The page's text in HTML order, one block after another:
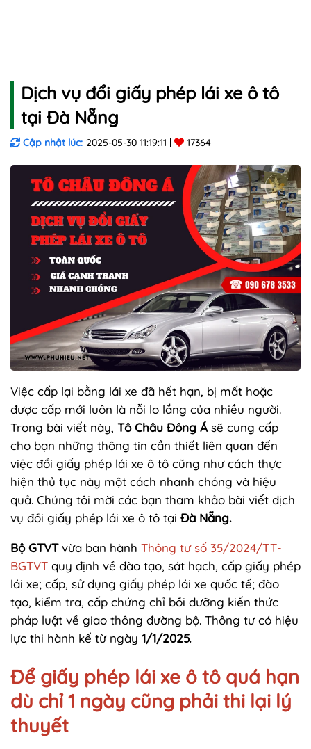
Dịch vụ đổi giấy phép lái xe ô tô
tại Đà Nẵng
Cập nhật lúc: 2025-05-30 11:19:11 17364
Việc cấp lại bằng lái xe đã hết hạn, bị mất hoặc
được cấp mới luôn là nỗi lo lắng của nhiều người.
Trong bài viết này, Tô Châu Đông Ásẽ cung cấp
cho bạn những thông tin cần thiết liên quan đến
việc đổi giấy phép lái xe ô tô cũng như cách thực
hiện thủ tục này một cách nhanh chóng và hiệu
quả. Chúng tôi mời các bạn tham khảo bài viết dịch
vụ đổi giấy phép lái xe ô tô tại Đà Nẵng.
Bộ GTVTvừa ban hành Thông tư số 35/2024/TT-
BGTVT quy định về đào tạo, sát hạch, cấp giấy phép
lái xe; cấp, sử dụng giấy phép lái xe quốc tế; đào
tạo, kiểm tra, cấp chứng chỉ bồi dưỡng kiến thức
pháp luật về giao thông đường bộ. Thông tư có hiệu
lực thi hành kế từ ngày 1/1/2025.
Để giấy phép lái xe ô tô quá hạn
dù chỉ 1 ngày cũng phải thi lại lý
thuyết